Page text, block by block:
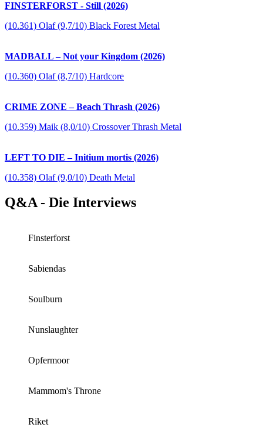
FINSTERFORST - Still (2026)
(10.361) Olaf (9,7/10) Black Forest Metal
MADBALL – Not your Kingdom (2026)
(10.360) Olaf (8,7/10) Hardcore
CRIME ZONE – Beach Thrash (2026)
(10.359) Maik (8,0/10) Crossover Thrash Metal
LEFT TO DIE – Initium mortis (2026)
(10.358) Olaf (9,0/10) Death Metal
Q&A - Die Interviews
Finsterforst
Sabiendas
Soulburn
Nunslaughter
Opfermoor
Mammom's Throne
Riket